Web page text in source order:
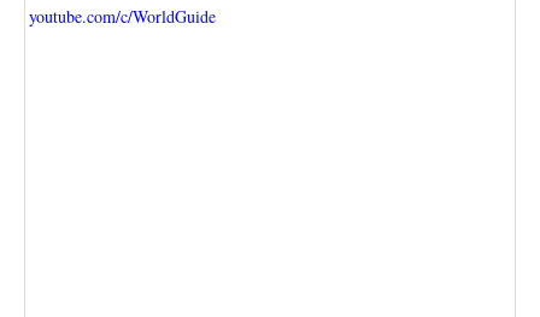
youtube.com/c/WorldGuide